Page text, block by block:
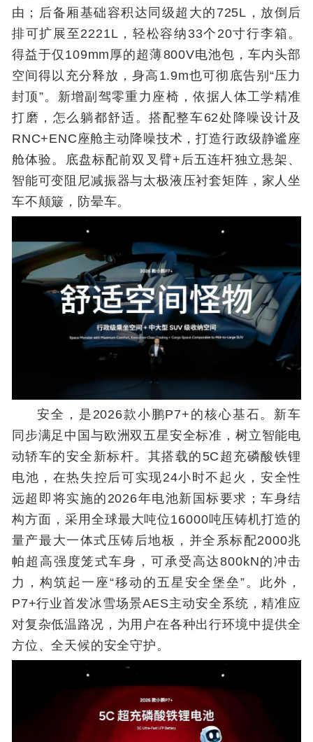
由；后备厢基础容积达同级超大的725L，放倒后
排可扩展至2221L，轻松容纳33个20寸行李箱。
得益于仅109mm厚的超薄800V电池包，车内头部
空间得以充分释放，身高1.9m也可彻底告别“压力
封顶”。新增副驾零重力座椅，依据人体工学精准
打磨，怎么躺都舒适。搭配整车62处降噪设计及
RNC+ENC座舱主动降噪技术，打造行政级静谧座
舱体验。底盘标配前双叉臂+后五连杆独立悬架、
智能可变阻尼减振器与太极液压衬套矩阵，家人坐
车不颠簸，防晕车。
安全，是2026款小鹏P7+的核心基石。新车
同步满足中国与欧洲双五星安全标准，树立智能电
动轿车的安全新标杆。其搭载的5C超充磷酸铁锂
电池，在热失控后可实现24小时不起火，安全性
远超即将实施的2026年电池新国标要求；车身结
构方面，采用全球最大吨位16000吨压铸机打造的
量产最大一体式压铸后地板，并全系标配2000兆
帕超高强度笼式车身，可承受高达800kN的冲击
力，构筑起一座“移动的五星安全堡垒”。此外，
P7+行业首发冰雪场景AES主动安全系统，精准应
对复杂低温路况，为用户在各种出行环境中提供全
方位、全天候的安全守护。